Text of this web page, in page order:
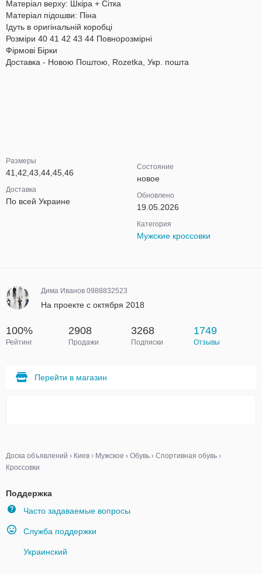
Матеріал верху: Шкіра + Cітка
Матеріал підошви: Піна
Ідуть в оригінальній коробці
Розміри 40 41 42 43 44 Повнорозмірні
Фірмові Бірки
Доставка - Новою Поштою, Rozetka, Укр. пошта
Размеры
41,42,43,44,45,46
Доставка
По всей Украине
Состояние
новое
Обновлено
19.05.2026
Категория
Мужские кроссовки
Дима Иванов 0988832523
На проекте с октября 2018
100%
Рейтинг
2908
Продажи
3268
Подписки
1749
Отзывы
Перейти в магазин
Доска объявлений › Киев › Мужское › Обувь › Спортивная обувь ›
Кроссовки
Поддержка
Часто задаваемые вопросы
Служба поддержки
Украинский